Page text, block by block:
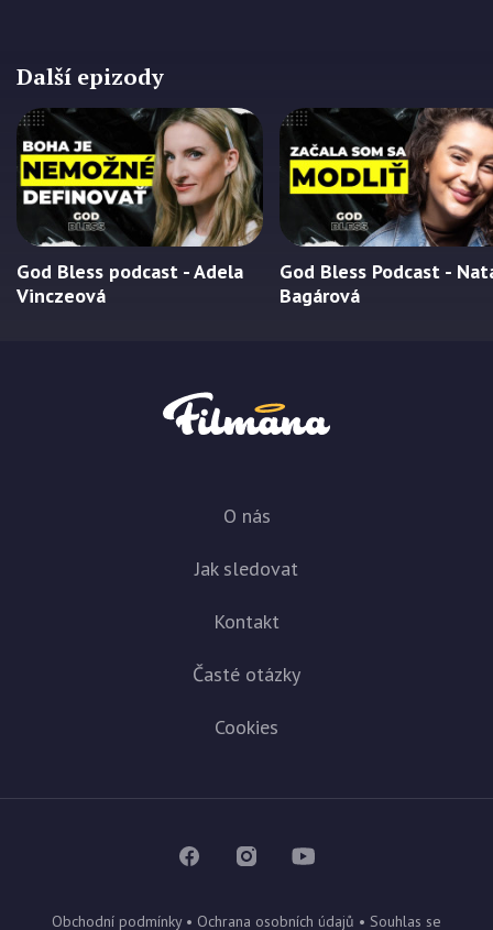
Další epizody
God Bless podcast - Adela
Vinczeová
God Bless Podcast -
Bagárová
O nás
Jak sledovat
Kontakt
Časté otázky
Cookies
Obchodní podmínky• Ochrana osobních údajů • Souhlas se